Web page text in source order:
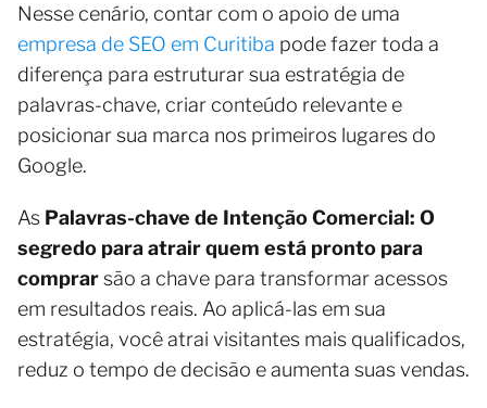
Nesse cenário, contar com o apoio de uma
empresa de SEO em Curitiba pode fazer toda a
diferença para estruturar sua estratégia de
palavras-chave, criar conteúdo relevante e
posicionar sua marca nos primeiros lugares do
Google.
As Palavras-chave de Intenção Comercial: O
segredo para atrair quem está pronto para
comprarsão a chave para transformar acessos
em resultados reais. Ao aplicá-las em sua
estratégia, você atrai visitantes mais qualificados,
reduz o tempo de decisão e aumenta suas vendas.